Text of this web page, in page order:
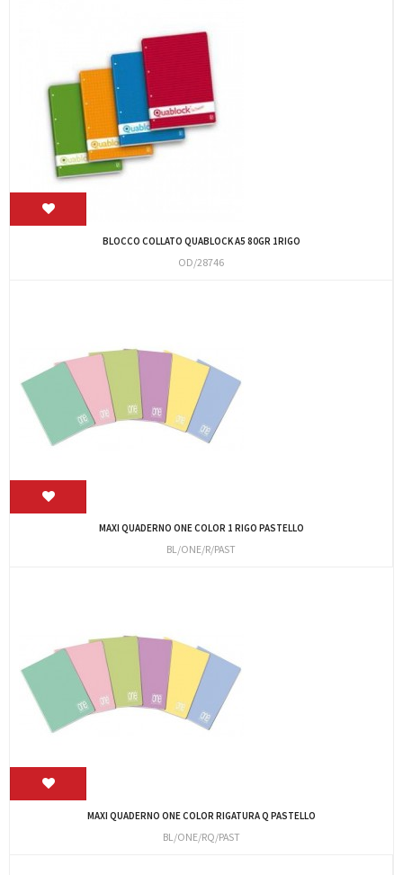
BLOCCO COLLATO QUABLOCK A5 80GR 1RIGO
OD/28746
MAXI QUADERNO ONE COLOR 1 RIGO PASTELLO
BL/ONE/R/PAST
MAXI QUADERNO ONE COLOR RIGATURA Q PASTELLO
BL/ONE/RQ/PAST